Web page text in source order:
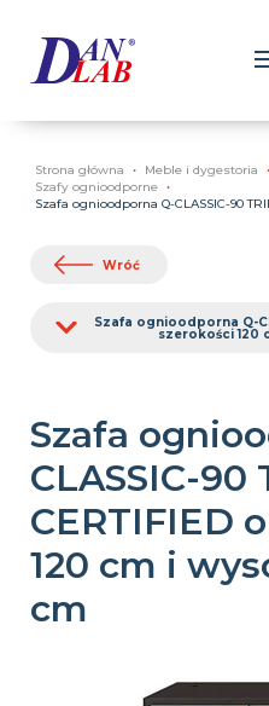
Strona główna Meble i dygestoria
Szafy ognioodporne
Szafa ognioodporna Q-CLASSIC-90
Wróć
Szafa ognioodporna Q-
szerokości 120
Szafa
CLASSIC-90
CERTIFIED
120 cm i
cm